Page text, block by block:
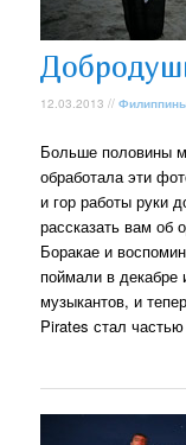
12.03.2013 //
Больше половины
обработала эти
и гор работы руки
рассказать вам
Боракае и
поймали в декабре
музыкантов, и
Pirates стал